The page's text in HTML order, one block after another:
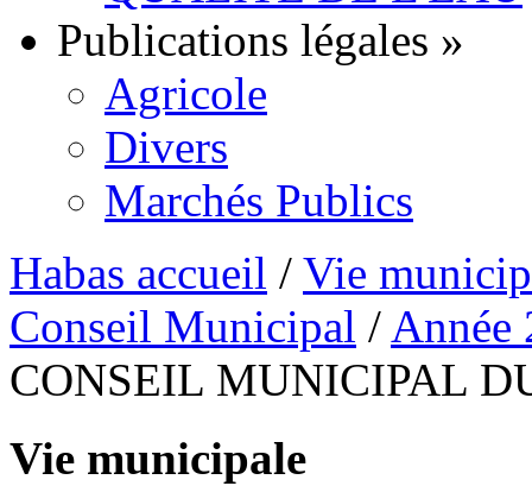
Publications légales »
Agricole
Divers
Marchés Publics
Habas accueil / Vie
Conseil Municipal / Année
CONSEIL MUNICIPAL
Vie municipale